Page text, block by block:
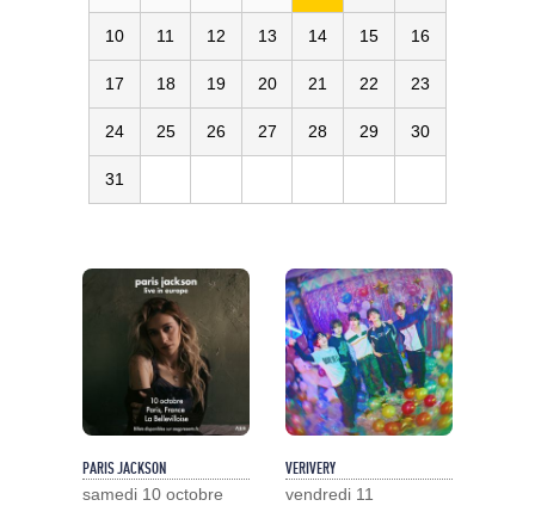
10 11 12 13 14 15 16
17 18 19 20 21 22 23
24 25 26 27 28 29 30
31
PARIS JACKSON
samedi 10 octobre
VERIVERY
vendredi 11